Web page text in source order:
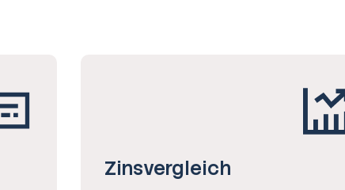
Zinsvergleich